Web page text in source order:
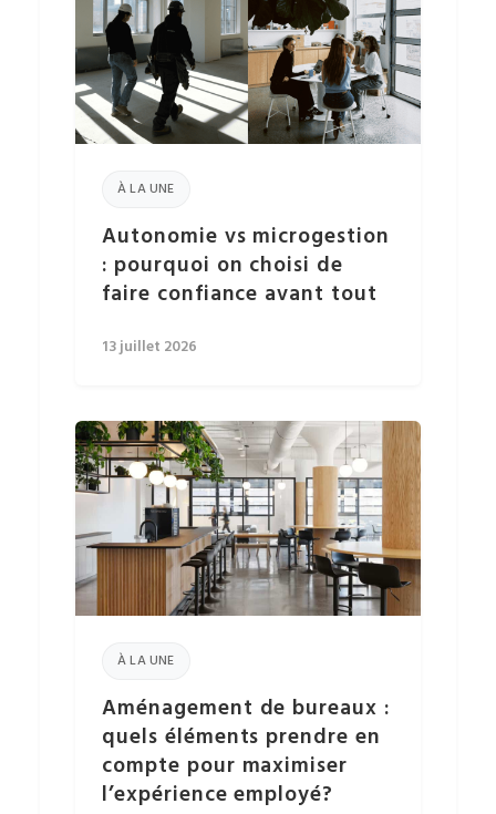
À LA UNE
Autonomie vs microgestion
: pourquoi on choisi de
faire confiance avant tout
13 juillet 2026
À LA UNE
Aménagement de bureaux :
quels éléments prendre en
compte pour maximiser
l’expérience employé?